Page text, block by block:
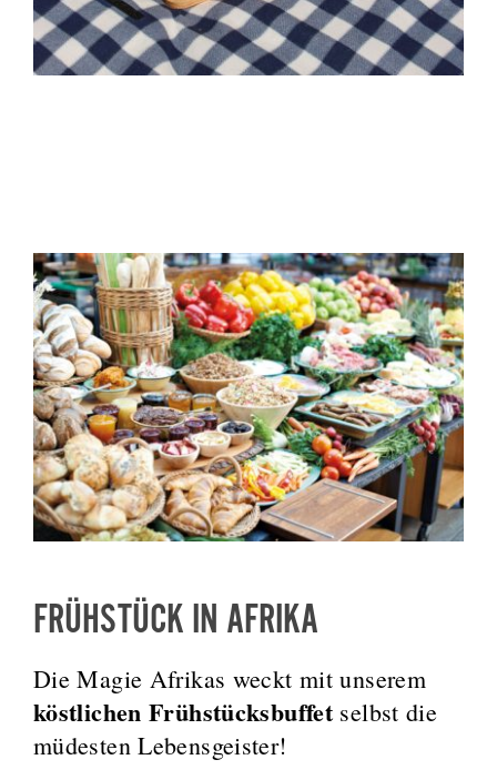
FRÜHSTÜCK IN AFRIKA
Die Magie Afrikas weckt mit unserem
köstlichen Frühstücksbuffet selbst die
müdesten Lebensgeister!